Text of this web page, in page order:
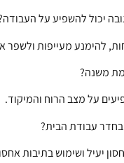
יכול להשפיע על
להימנע מעייפות ולשפר
משנה?
על מצב הרוח והמיקוד.
עבודת הבית?
יעיל ושימוש בתיבות